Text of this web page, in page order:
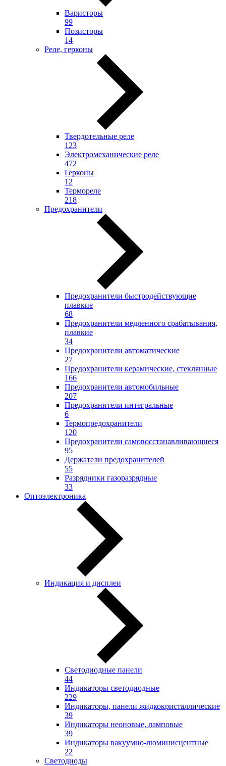
Варисторы
99
Позисторы
14
Реле, герконы
Твердотельные реле
123
Электромеханические реле
472
Герконы
12
Термореле
218
Предохранители
Предохранители быстродействующие
плавкие
68
Предохранители медленного срабатывания,
плавкие
34
Предохранители автоматические
27
Предохранители керамические, стеклянные
166
Предохранители автомобильные
207
Предохранители интегральные
6
Термопредохранители
120
Предохранители самовосстанавливающиеся
95
Держатели предохранителей
55
Разрядники газоразрядные
33
Оптоэлектроника
Индикация и дисплеи
Светодиодные панели
44
Индикаторы светодиодные
229
Индикаторы, панели жидкокристаллические
39
Индикаторы неоновые, ламповые
39
Индикаторы вакуумно-люминисцентные
22
Светодиоды